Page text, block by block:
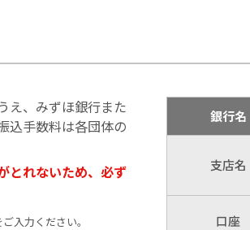
え、みずほ銀行また
込手数料は各団体の
とれないため、必ず
入力ください。
銀行名
支店名
口座